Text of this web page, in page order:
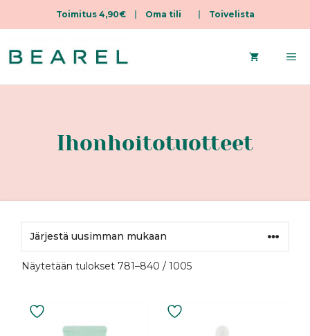
Toimitus 4,90€| Oma tili Toivelista
sisältöön
Ihonhoitotuotteet
Näytetään tulokset 781–840 / 1005Sorted